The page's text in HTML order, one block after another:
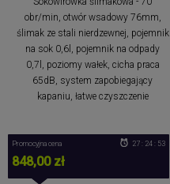
obr/min, otwór wsadowy 76mm,
ślimak ze stali nierdzewnej, pojemnik
na sok 0,6l, pojemnik na odpady
0,7l, poziomy wałek, cicha praca
65dB, system zapobiegający
kapaniu, łatwe czyszczenie
Promocyjna cena
848,00 zł
27 : 24 : 53